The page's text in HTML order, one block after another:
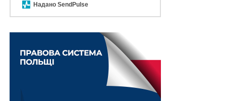
власним бажанням, а в трудовій книжці вказано,
що за прогул, належним способом захисту його
прав буде визнання наказу про звільнення за
прогул незаконним і його скасування
Верховний Суд визнав такі висновки суду
Надано SendPulse